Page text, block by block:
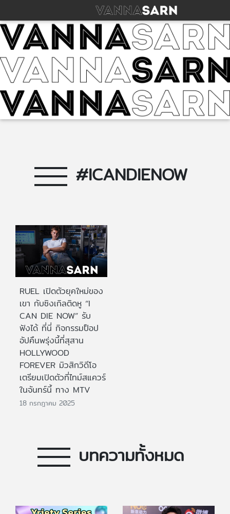
#ICANDIENOW
RUEL เปิดตัวยุคใหม่ของ
เขา กับซิงเกิลติดหู “I
CAN DIE NOW” รับ
ฟังได้ ที่นี่ กิจกรรมป็อป
อัปคืนพรุ่งนี้ที่สุสาน
HOLLYWOOD
FOREVER มิวสิกวิดีโอ
เตรียมเปิดตัวที่ไทม์สแควร์
ในจันทร์นี้ ทาง MTV
18 กรกฎาคม 2025
บทความทั้งหมด